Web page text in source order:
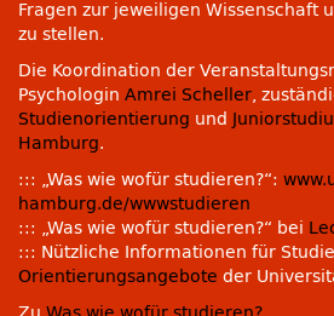
Fragen zur jeweiligen Wissenschaft
zu stellen.
Die Koordination der
Psychologin Amrei Scheller,
Studienorientierung und
Hamburg.
::: „Was wie wofür studieren?“:
hamburg.de/wwwstudieren
::: „Was wie wofür studieren?“ bei
::: Nützliche Informationen für
Orientierungsangebote der